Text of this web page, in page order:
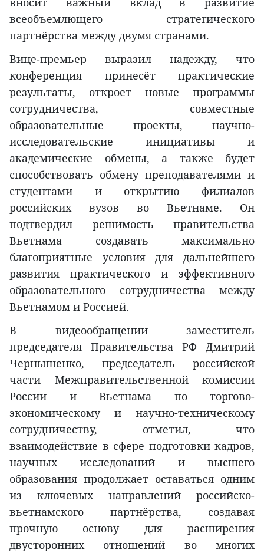
всеобъемлющего стратегического
партнёрства между двумя странами.
Вице-премьер выразил надежду, что
конференция принесёт практические
результаты, откроет новые программы
сотрудничества, совместные
образовательные проекты, научно-
исследовательские инициативы и
академические обмены, а также будет
способствовать обмену преподавателями и
студентами и открытию филиалов
российских вузов во Вьетнаме. Он
подтвердил решимость правительства
Вьетнама создавать максимально
благоприятные условия для дальнейшего
развития практического и эффективного
образовательного сотрудничества между
Вьетнамом и Россией.
В видеообращении заместитель
председателя Правительства РФ Дмитрий
Чернышенко, председатель российской
части Межправительственной комиссии
России и Вьетнама по торгово-
экономическому и научно-техническому
сотрудничеству, отметил, что
взаимодействие в сфере подготовки кадров,
научных исследований и высшего
образования продолжает оставаться одним
из ключевых направлений российско-
вьетнамского партнёрства, создавая
прочную основу для расширения
двусторонних отношений во многих